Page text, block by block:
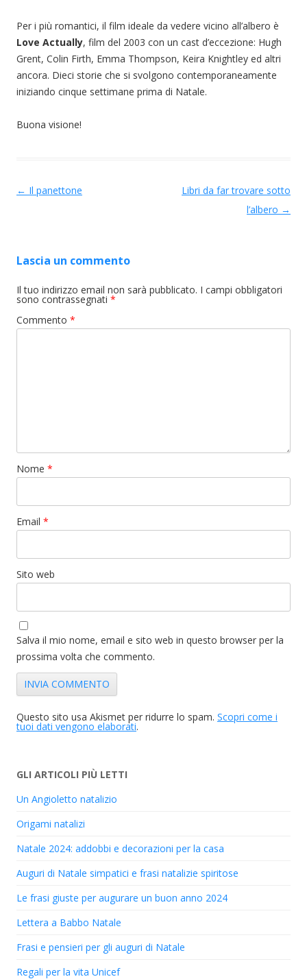
Per i più romantici, il film ideale da vedere vicino all’albero è
Love Actually, film del 2003 con un cast d’eccezione: Hugh
Grent, Colin Firth, Emma Thompson, Keira Knightley ed altri
ancora. Dieci storie che si svolgono contemporaneamente
iniziando cinque settimane prima di Natale.
Buona visione!
Navigazione articolo
← Il panettone
Libri da far trovare sotto
l’albero →
Lascia un commento
Il tuo indirizzo email non sarà pubblicato. I campi obbligatori
sono contrassegnati *
Commento *
Nome *
Email *
Sito web
Salva il mio nome, email e sito web in questo browser per la
prossima volta che commento.
Questo sito usa Akismet per ridurre lo spam. Scopri come i
tuoi dati vengono elaborati.
GLI ARTICOLI PIÙ LETTI
Un Angioletto natalizio
Origami natalizi
Natale 2024: addobbi e decorazioni per la casa
Auguri di Natale simpatici e frasi natalizie spiritose
Le frasi giuste per augurare un buon anno 2024
Lettera a Babbo Natale
Frasi e pensieri per gli auguri di Natale
Regali per la vita Unicef